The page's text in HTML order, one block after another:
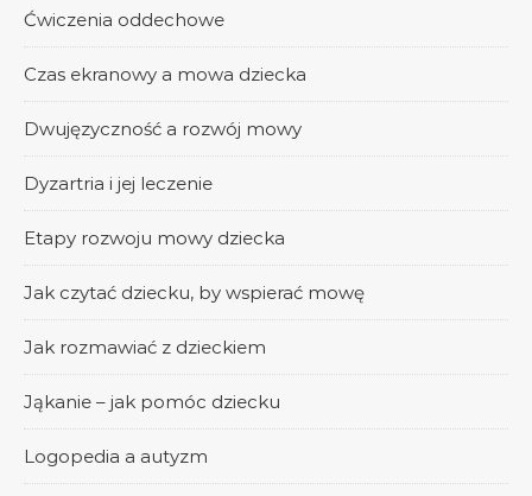
Ćwiczenia oddechowe
Czas ekranowy a mowa dziecka
Dwujęzyczność a rozwój mowy
Dyzartria i jej leczenie
Etapy rozwoju mowy dziecka
Jak czytać dziecku, by wspierać mowę
Jak rozmawiać z dzieckiem
Jąkanie – jak pomóc dziecku
Logopedia a autyzm